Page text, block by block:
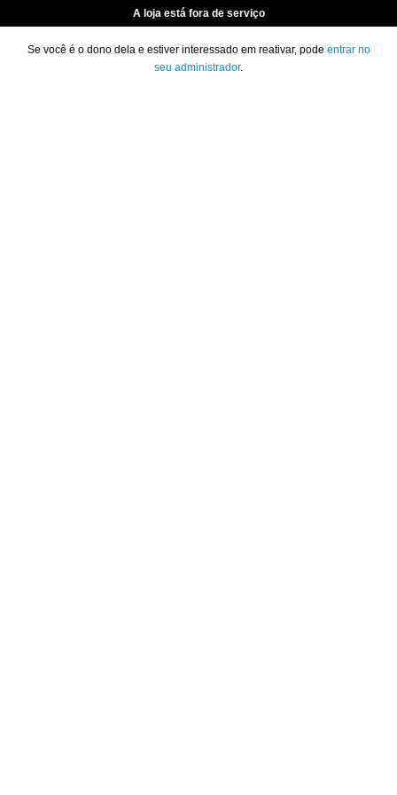
A loja está fora de serviço
Se você é o dono dela e estiver interessado em reativar, pode entrar no
seu administrador.